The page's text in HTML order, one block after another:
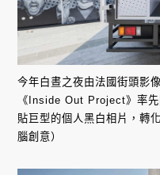
今年白晝之夜由法國街頭影
《Inside Out Project》率
貼巨型的個人黑白相片，轉
腦創意）